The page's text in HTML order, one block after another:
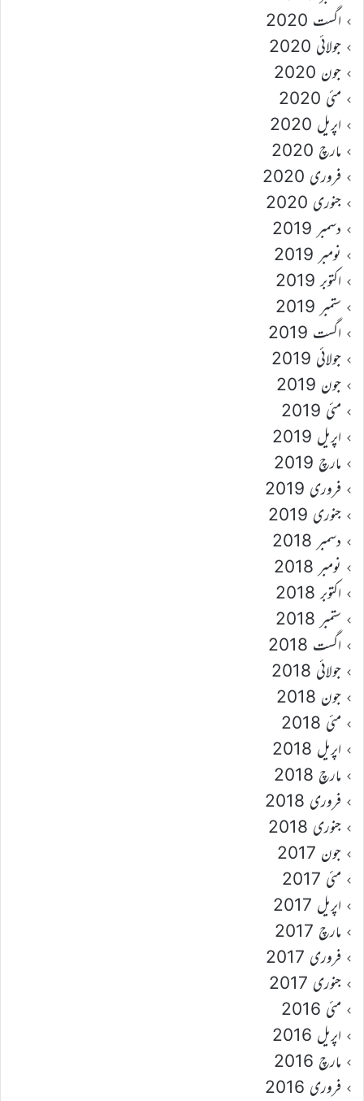
اگست 2020
جولائی 2020
جون 2020
مئی 2020
اپریل 2020
مارچ 2020
فروری 2020
جنوری 2020
دسمبر 2019
نومبر 2019
اکتوبر 2019
ستمبر 2019
اگست 2019
جولائی 2019
جون 2019
مئی 2019
اپریل 2019
مارچ 2019
فروری 2019
جنوری 2019
دسمبر 2018
نومبر 2018
اکتوبر 2018
ستمبر 2018
اگست 2018
جولائی 2018
جون 2018
مئی 2018
اپریل 2018
مارچ 2018
فروری 2018
جنوری 2018
جون 2017
مئی 2017
اپریل 2017
مارچ 2017
فروری 2017
جنوری 2017
مئی 2016
اپریل 2016
مارچ 2016
فروری 2016